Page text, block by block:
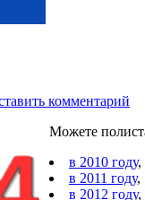
комментарий
Можете
в 2010 году,
в 2011 году,
в 2012 году,